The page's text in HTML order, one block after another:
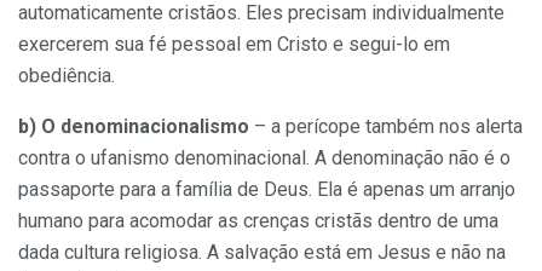
automaticamente cristãos. Eles precisam individualmente
exercerem sua fé pessoal em Cristo e segui-lo em
obediência.
b) O denominacionalismo – a perícope também nos alerta
contra o ufanismo denominacional. A denominação não é o
passaporte para a família de Deus. Ela é apenas um arranjo
humano para acomodar as crenças cristãs dentro de uma
dada cultura religiosa. A salvação está em Jesus e não na